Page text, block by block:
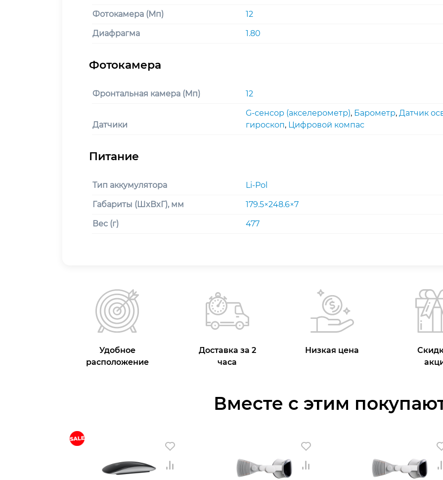
Фотокамера (Мп) 12
Диафрагма 1.80
Фронтальная камера (Мп) 12
Датчики
G-сенсор (акселерометр), Барометр, Датчик
гироскоп, Цифровой компас
Тип аккумулятора Li-Pol
Габариты (ШxВxГ), мм 179.5×248.6×7
Вес (г) 477
Удобное
расположение
Доставка за 2
часа
Низкая цена
Вместе с этим